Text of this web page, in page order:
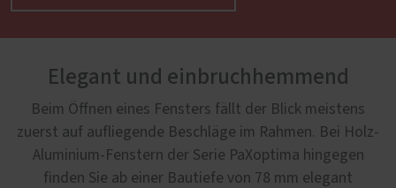
Elegant und einbruchhemmend
Beim Öffnen eines Fensters fällt der Blick meistens
zuerst auf aufliegende Beschläge im Rahmen. Bei Holz-
Aluminium-Fenstern der Serie PaXoptima hingegen
finden Sie ab einer Bautiefe von 78 mm elegant